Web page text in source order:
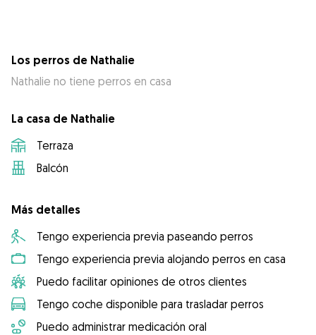
Los perros de Nathalie
Nathalie no tiene perros en casa
La casa de Nathalie
Terraza
Balcón
Más detalles
Tengo experiencia previa paseando perros
Tengo experiencia previa alojando perros en casa
Puedo facilitar opiniones de otros clientes
Tengo coche disponible para trasladar perros
Puedo administrar medicación oral